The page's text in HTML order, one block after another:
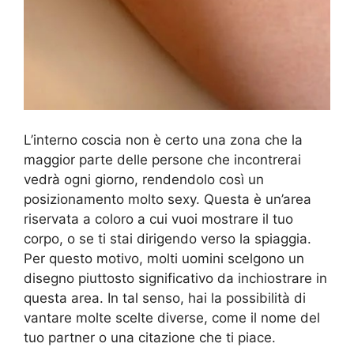
L’interno coscia non è certo una zona che la
maggior parte delle persone che incontrerai
vedrà ogni giorno, rendendolo così un
posizionamento molto sexy. Questa è un’area
riservata a coloro a cui vuoi mostrare il tuo
corpo, o se ti stai dirigendo verso la spiaggia.
Per questo motivo, molti uomini scelgono un
disegno piuttosto significativo da inchiostrare in
questa area. In tal senso, hai la possibilità di
vantare molte scelte diverse, come il nome del
tuo partner o una citazione che ti piace.